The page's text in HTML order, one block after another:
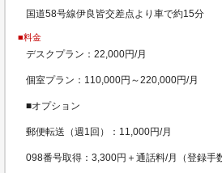
国道58号線伊良皆交差点より車で約15分
■料金
デスクプラン：22,000円/月
個室プラン：110,000円～220,000円/月
■オプション
郵便転送（週1回）：11,000円/月
098番号取得：3,300円＋通話料/月（登録手